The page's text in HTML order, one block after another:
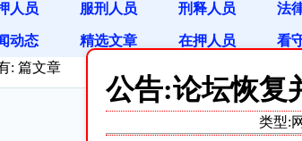
人员 服刑人员 刑释人员 法
动态 精选文章 在押人员 看
名单 法律法规 书信往来 案
: 篇文章
公告:论坛恢复
类型: